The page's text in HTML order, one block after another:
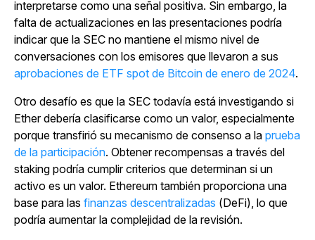
interpretarse como una señal positiva. Sin embargo, la
falta de actualizaciones en las presentaciones podría
indicar que la SEC no mantiene el mismo nivel de
conversaciones con los emisores que llevaron a sus
aprobaciones de ETF spot de Bitcoin de enero de 2024.
Otro desafío es que la SEC todavía está investigando si
Ether debería clasificarse como un valor, especialmente
porque transfirió su mecanismo de consenso a la prueba
de la participación. Obtener recompensas a través del
staking podría cumplir criterios que determinan si un
activo es un valor. Ethereum también proporciona una
base para las finanzas descentralizadas (DeFi), lo que
podría aumentar la complejidad de la revisión.